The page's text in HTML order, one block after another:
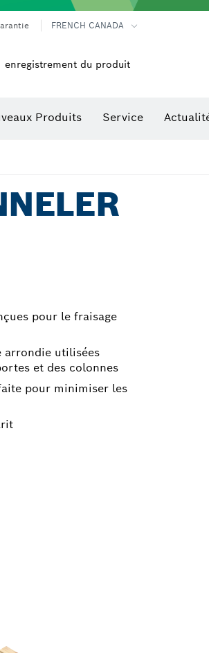
FRENCH CANADA
enregistrement du produit
Produits Service
pour le fraisage
arrondie utilisées
et des colonnes
pour minimiser les